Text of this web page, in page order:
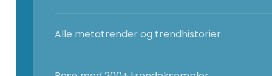
Alle metatrender og trendhistorier